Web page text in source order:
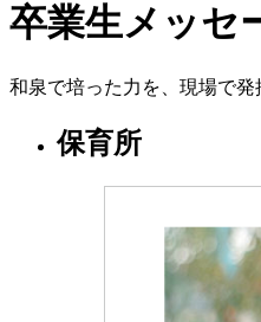
卒業生メッセ
和泉で培った力を、現場で発
保育所